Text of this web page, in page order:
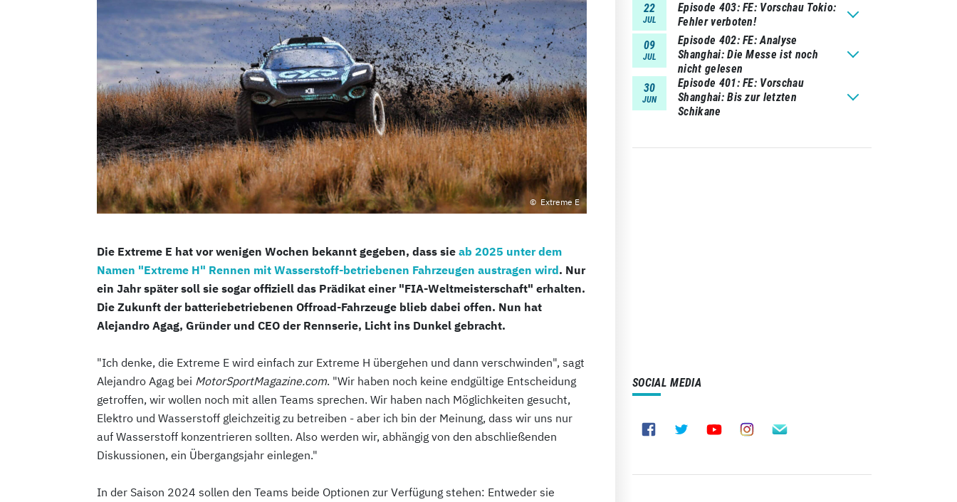
Extreme E
Die Extreme E hat vor wenigen Wochen bekannt gegeben, dass sie ab 2025 unter dem
Namen "Extreme H" Rennen mit Wasserstoff-betriebenen Fahrzeugen austragen wird. Nur
ein Jahr später soll sie sogar offiziell das Prädikat einer "FIA-Weltmeisterschaft" erhalten.
Die Zukunft der batteriebetriebenen Offroad-Fahrzeuge blieb dabei offen. Nun hat
Alejandro Agag, Gründer und CEO der Rennserie, Licht ins Dunkel gebracht.
"Ich denke, die Extreme E wird einfach zur Extreme H übergehen und dann verschwinden", sagt
Alejandro Agag bei MotorSportMagazine.com. "Wir haben noch keine endgültige Entscheidung
getroffen, wir wollen noch mit allen Teams sprechen. Wir haben nach Möglichkeiten gesucht,
Elektro und Wasserstoff gleichzeitig zu betreiben - aber ich bin der Meinung, dass wir uns nur
auf Wasserstoff konzentrieren sollten. Also werden wir, abhängig von den abschließenden
Diskussionen, ein Übergangsjahr einlegen."
In der Saison 2024 sollen den Teams beide Optionen zur Verfügung stehen: Entweder sie
22
JUL
Episode 403 FE: Vorschau Tokio:
Fehler verboten!
09
JUL
Episode 402 FE: Analyse
Shanghai: Die Messe ist noch
nicht gelesen
30
JUN
Episode 401 FE: Vorschau
Shanghai: Bis zur letzten
Schikane
SOCIAL MEDIA